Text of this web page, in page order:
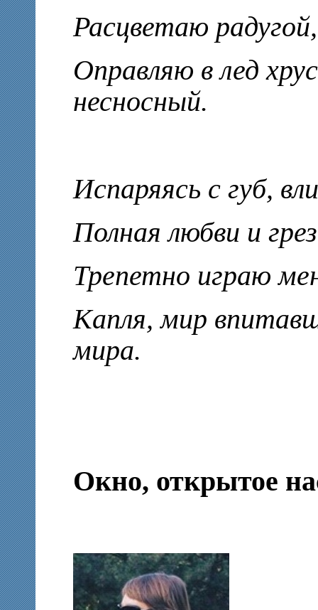
Расцветаю
Оправляю в лед
несносный.
Испаряясь с губ,
Полная любви и
Трепетно играю
Капля, мир
мира.
Окно, открытое